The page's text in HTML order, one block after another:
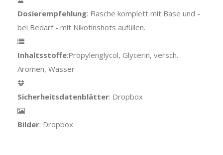
Dosierempfehlung: Flasche komplett mit Base und -
bei Bedarf - mit Nikotinshots aufüllen.
Inhaltsstoffe:Propylenglycol, Glycerin, versch.
Aromen, Wasser
Sicherheitsdatenblätter: Dropbox
Bilder: Dropbox